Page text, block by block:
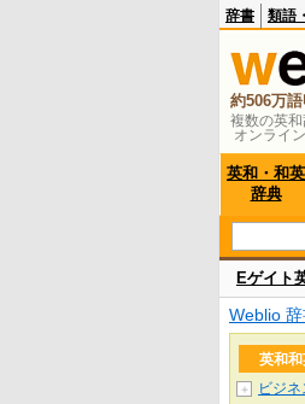
複数の英和
オンライ
辞書 類語
約506万
英和・和英
辞典
Eゲイト
Weblio
英和
＋ ビジネ